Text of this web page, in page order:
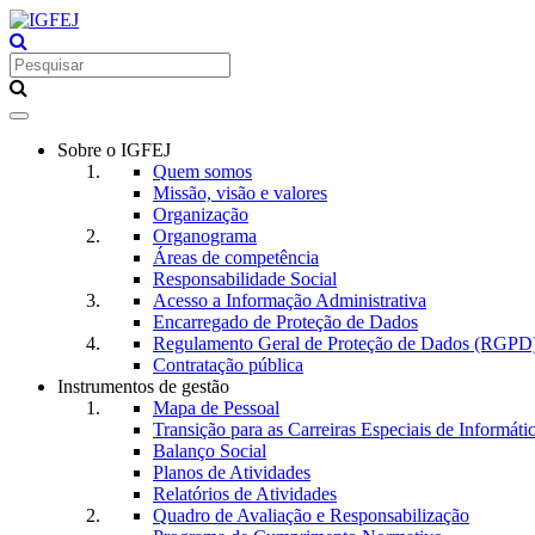
Toggle
navigationSobre o IGFEJ
Quem somos
Missão, visão e valores
Organização
Organograma
Áreas de competência
Responsabilidade Social
Acesso a Informação Administrativa
Encarregado de Proteção de Dados
Regulamento Geral de Proteção de Dados
Contratação pública
Instrumentos de gestão
Mapa de Pessoal
Transição para as Carreiras Especiais de
Balanço Social
Planos de Atividades
Relatórios de Atividades
Quadro de Avaliação e Responsabilização